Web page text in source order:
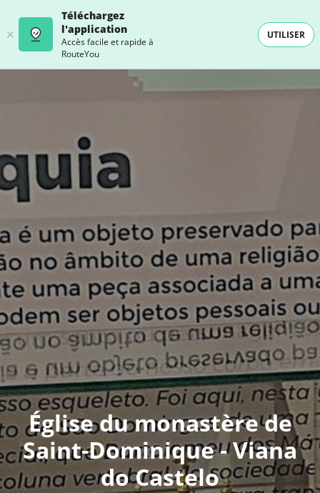
Téléchargez
l'application
Accès facile et rapide à
RouteYou
UTILISER
Église du monastère de
Saint-Dominique - Viana
do Castelo